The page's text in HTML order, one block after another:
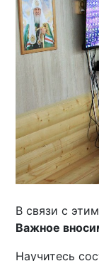
В связи с этим
Важное
Научитесь